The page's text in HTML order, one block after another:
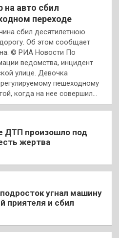
на авто сбил
переходе
сбил десятилетнюю
Об этом сообщает
© РИА Новости По
ведомства, инцидент
улице. Девочка
пешеходному
когда на нее совершил…
ДТП произошло под
жертва
угнал машину
приятеля и сбил